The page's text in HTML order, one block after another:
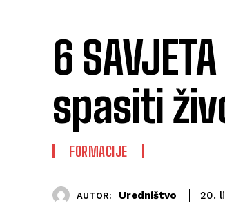
6
spasiti
FORMACIJE
AUTOR: Uredništvo 20.